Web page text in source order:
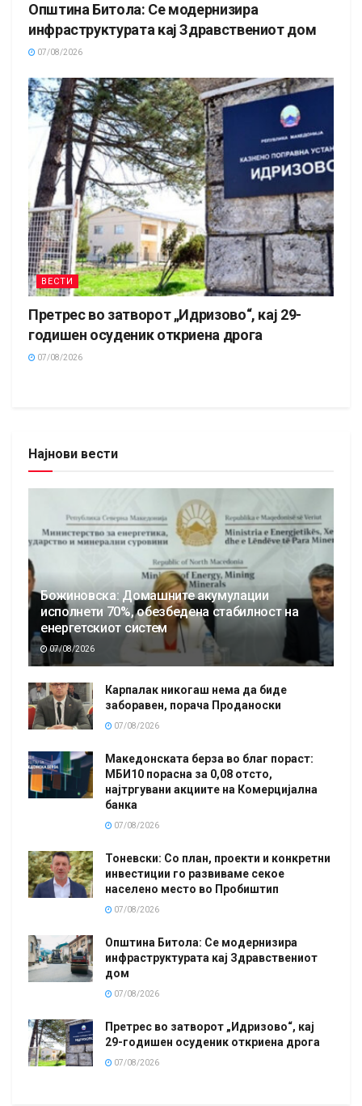
Општина Битола: Се модернизира
инфраструктурата кај Здравствениот дом
07/08/2026
ВЕСТИ
Претрес во затворот „Идризово“, кај 29-
годишен осуденик откриена дрога
07/08/2026
Најнови вести
Божиновска: Домашните акумулации
исполнети 70%, обезбедена стабилност на
енергетскиот систем
07/08/2026
Карпалак никогаш нема да биде
заборавен, порача Проданоски
07/08/2026
Македонската берза во благ пораст:
МБИ10 порасна за 0,08 отсто,
најтргувани акциите на Комерцијална
банка
07/08/2026
Тоневски: Со план, проекти и конкретни
инвестиции го развиваме секое
населено место во Пробиштип
07/08/2026
Општина Битола: Се модернизира
инфраструктурата кај Здравствениот
дом
07/08/2026
Претрес во затворот „Идризово“, кај
29-годишен осуденик откриена дрога
07/08/2026